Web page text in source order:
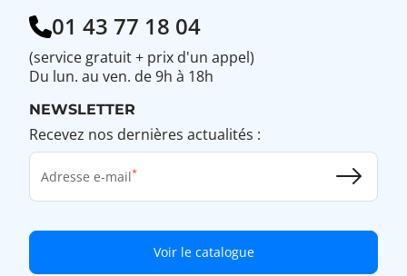
01 43 77 18 04
(service gratuit + prix d'un appel)
Du lun. au ven. de 9h à 18h
NEWSLETTER
Recevez nos dernières actualités :
Adresse e-mail
Voir le catalogue